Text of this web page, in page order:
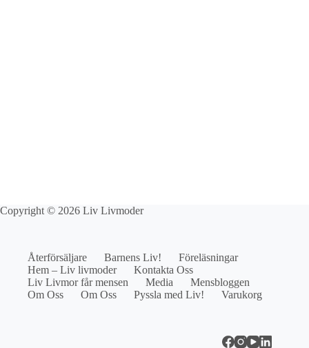
Copyright © 2026 Liv Livmoder
Återförsäljare Barnens Liv!
Föreläsningar
Hem – Liv livmoder
Kontakta Oss
Liv Livmor får mensen
Media
Mensbloggen
Om Oss
Om Oss Pyssla med Liv! Varukorg